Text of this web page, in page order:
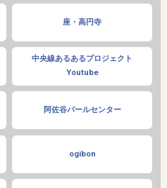
座・高円寺
中央線あるあるプロジェクト
Youtube
阿佐谷パールセンター
ogibon